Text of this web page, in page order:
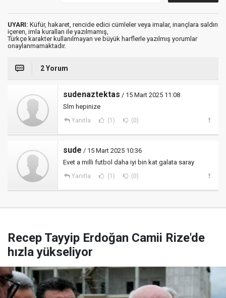
UYARI: Küfür, hakaret, rencide edici cümleler veya imalar, inançlara saldırı
içeren, imla kuralları ile yazılmamış,
Türkçe karakter kullanılmayan ve büyük harflerle yazılmış yorumlar
onaylanmamaktadır.
2 Yorum
sudenaztektas / 15 Mart 2025 11:08
Slm hepinize
Yanıtla (1) (0)
sude / 15 Mart 2025 10:36
Evet a milli futbol daha iyi bin kat galata saray
Yanıtla (1) (0)
Recep Tayyip Erdoğan Camii Rize'de
hızla yükseliyor